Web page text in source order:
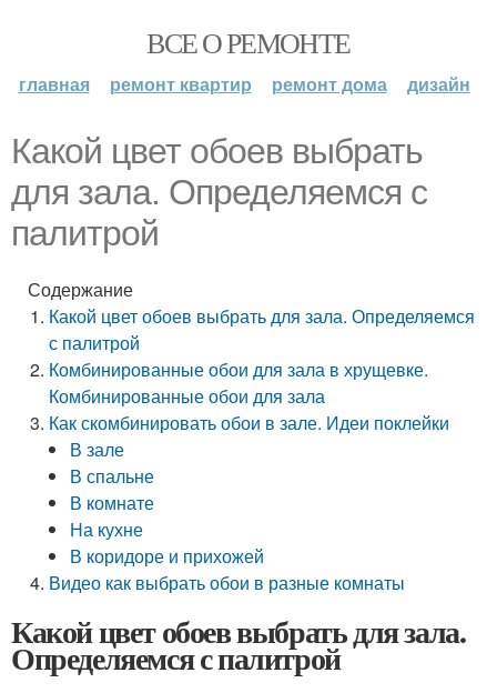
ВСЕ О РЕМОНТЕ
главная ремонт квартир ремонт дома дизайн
Какой цвет обоев выбрать
для зала. Определяемся с
палитрой
Содержание
Какой цвет обоев выбрать для зала. Определяемся
с палитрой
Комбинированные обои для зала в хрущевке.
Комбинированные обои для зала
Как скомбинировать обои в зале. Идеи поклейки
В зале
В спальне
В комнате
На кухне
В коридоре и прихожей
Видео как выбрать обои в разные комнаты
Какой цвет обоев выбрать для зала.
Определяемся с палитрой